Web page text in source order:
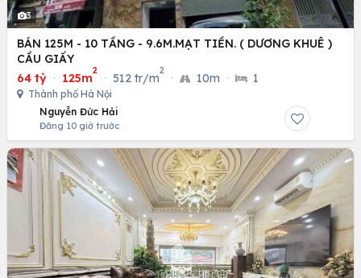
3
BÁN 125M - 10 TẦNG - 9.6M.MẠT TIỀN. ( DƯƠNG KHUÊ )
CẦU GIẤY
64 tỷ · 125m
2
· 512 tr/m
2
· 10m · 1
Thành phố Hà Nội
Nguyễn Đức Hải
Đăng 10 giờ trước